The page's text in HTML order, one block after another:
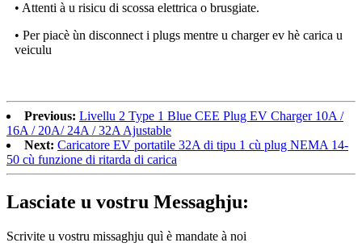
• Attenti à u risicu di scossa elettrica o brusgiate.
• Per piacè ùn disconnect i plugs mentre u charger ev hè carica u
veiculu
Previous: Livellu 2 Type 1 Blue CEE Plug EV Charger 10A /
16A / 20A/ 24A / 32A Ajustable
Next: Caricatore EV portatile 32A di tipu 1 cù plug NEMA 14-
50 cù funzione di ritarda di carica
Lasciate u vostru Messaghju:
Scrivite u vostru missaghju quì è mandate à noi